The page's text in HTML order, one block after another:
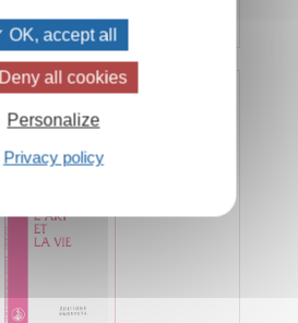
OK, accept all
Deny all cookies
Personalize
Privacy policy